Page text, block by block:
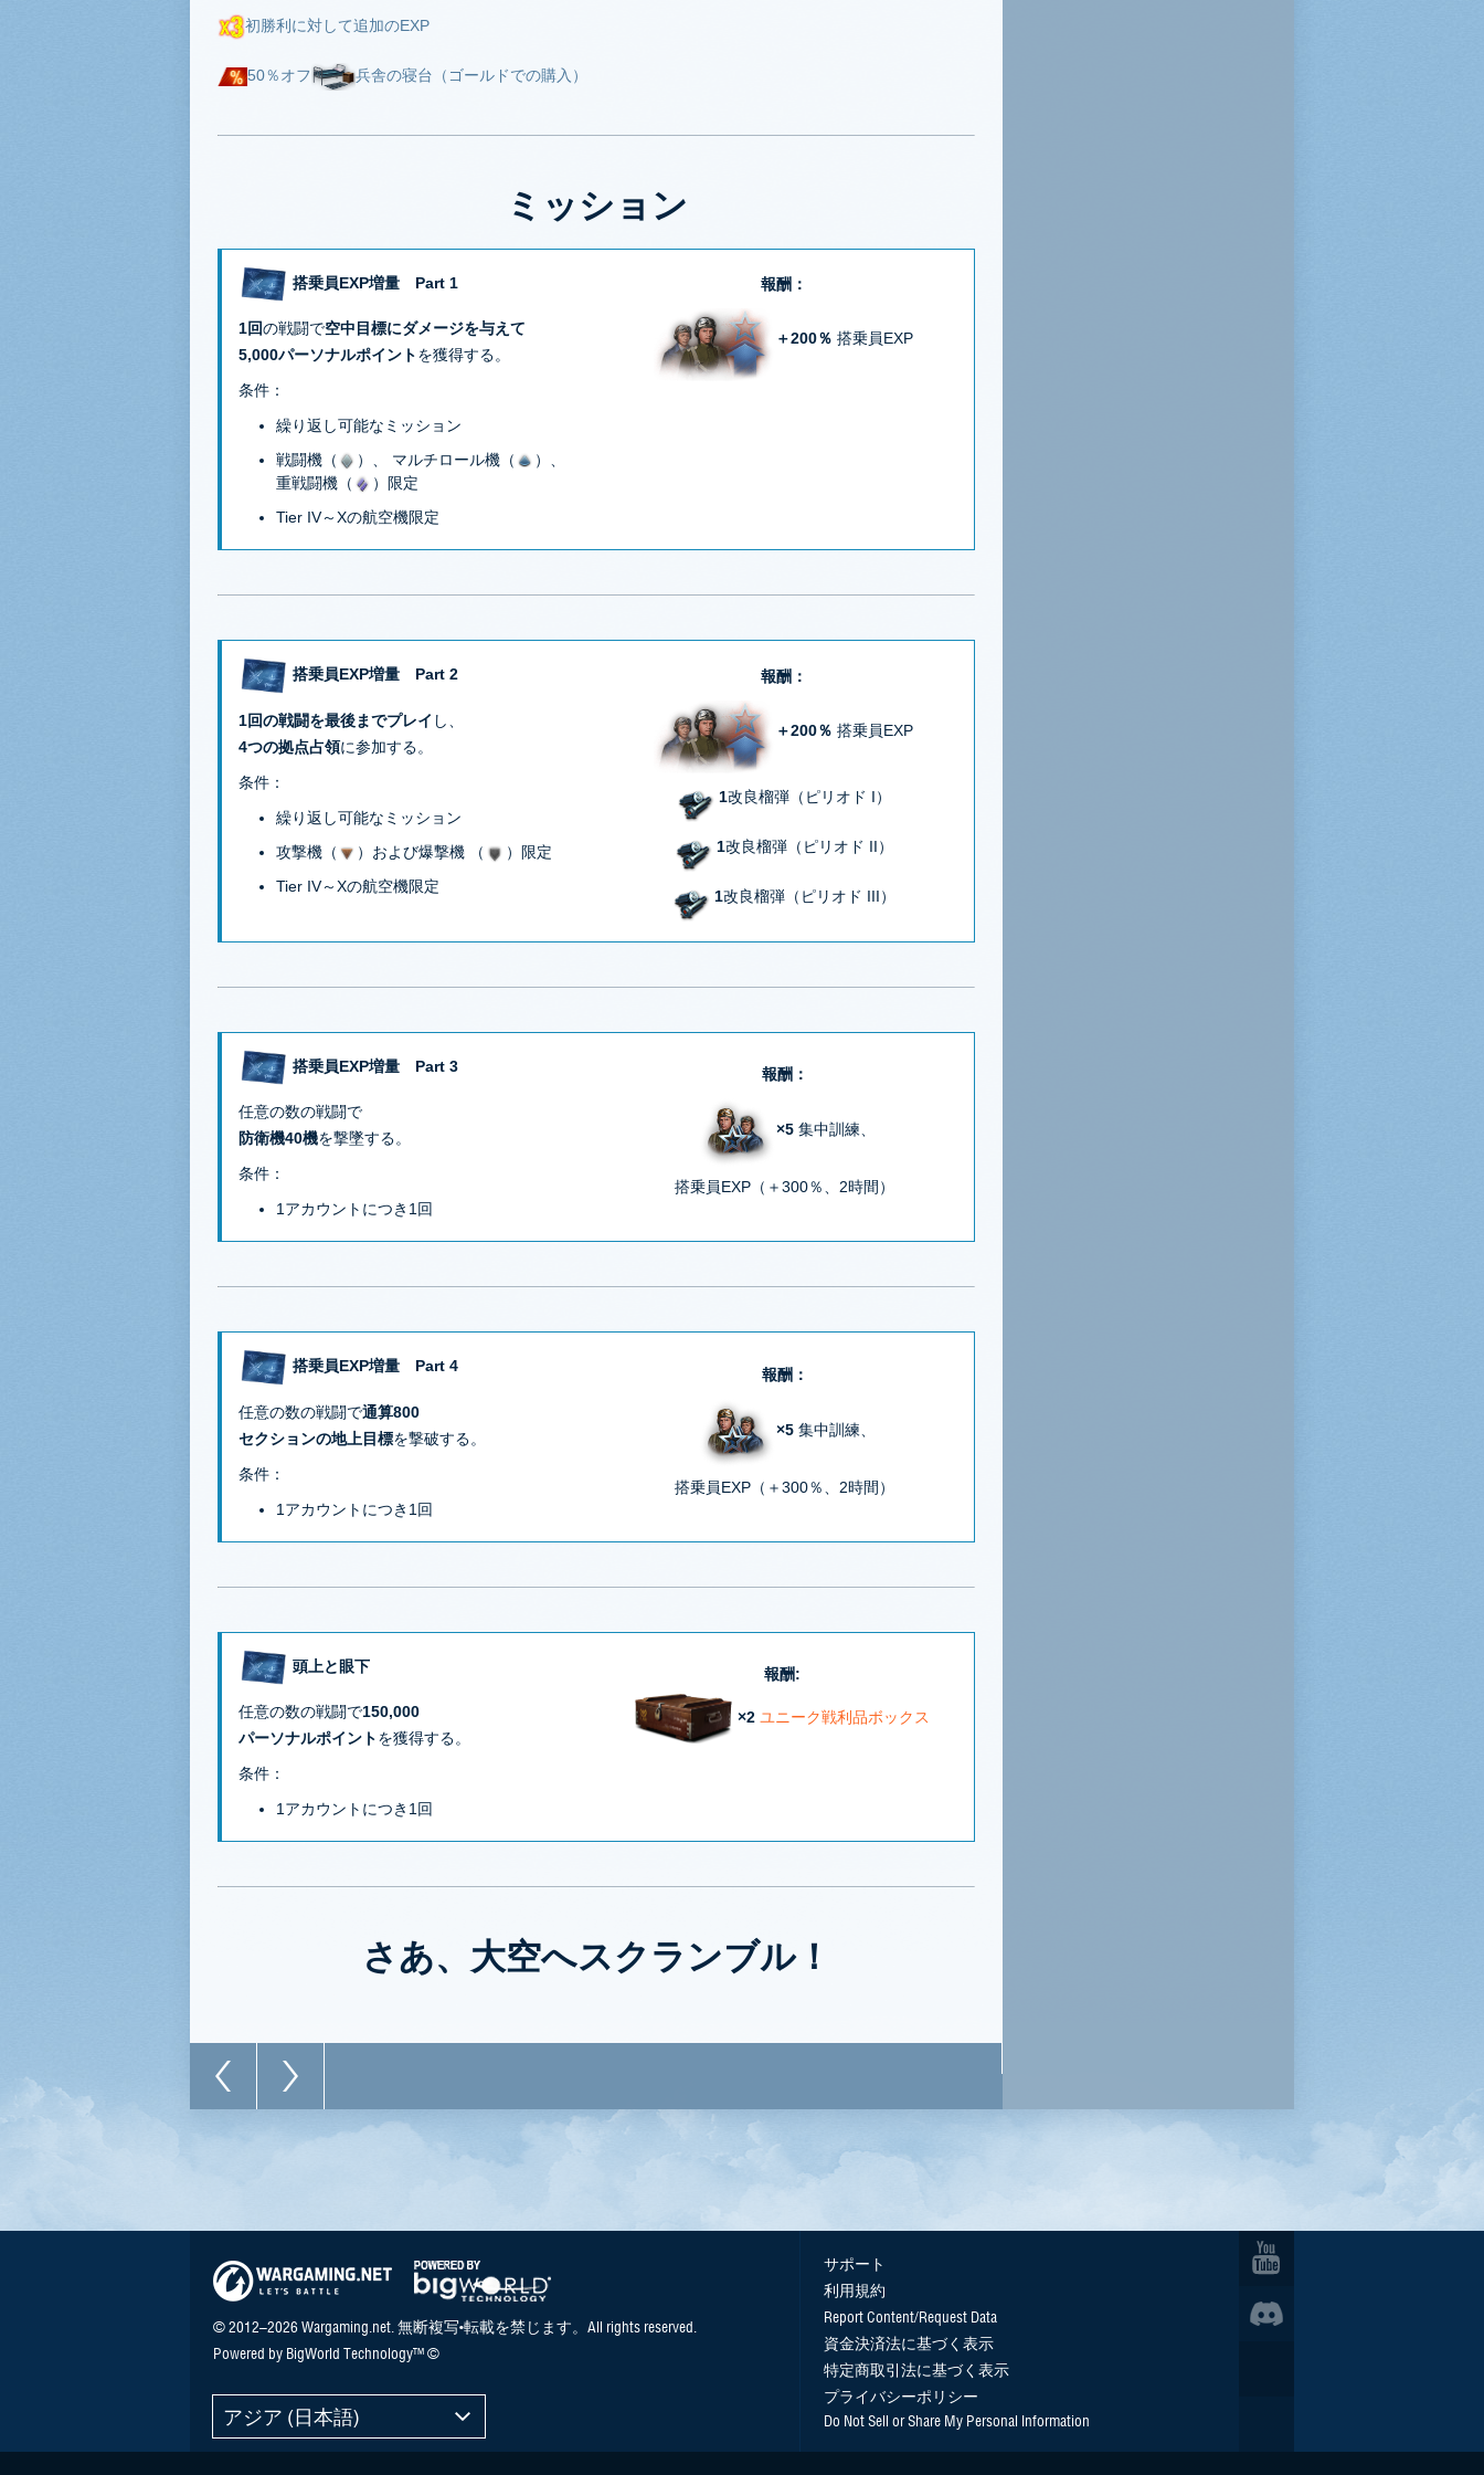
初勝利に対して追加のEXP
50％オフ 兵舎の寝台（ゴールドでの購入）
ミッション
搭乗員EXP増量 Part 1 報酬：
＋200％ 搭乗員EXP
1回の戦闘で空中目標にダメージを与えて
5,000パーソナルポイントを獲得する。
条件：
繰り返し可能なミッション
戦闘機（
）、 マルチロール機（
）、
重戦闘機（
）限定
Tier IV～Xの航空機限定
搭乗員EXP増量 Part 2 報酬：
＋200％ 搭乗員EXP
1改良榴弾（ピリオド I）
1改良榴弾（ピリオド II）
1改良榴弾（ピリオド III）
1回の戦闘を最後までプレイ し、
4つの拠点占領に参加する。
条件：
繰り返し可能なミッション
攻撃機（
）および爆撃機 （
）限定
Tier IV～Xの航空機限定
搭乗員EXP増量 Part 3 報酬：
×5 集中訓練、
搭乗員EXP（＋300％、2時間）
任意の数の戦闘で
防衛機40機を撃墜する。
条件：
1アカウントにつき1回
搭乗員EXP増量 Part 4 報酬：
×5 集中訓練、
搭乗員EXP（＋300％、2時間）
任意の数の戦闘で通算800
セクションの地上目標を撃破する。
条件：
1アカウントにつき1回
頭上と眼下 報酬:
×2 ユニーク戦利品ボックス
任意の数の戦闘で150,000
パーソナルポイントを獲得する。
条件：
1アカウントにつき1回
さあ、大空へスクランブル！
© 2012–2026 Wargaming.net. 無断複写•転載を禁じます。All rights reserved.
Powered by BigWorld Technology™ ©
アジア (日本語)
サポート
利用規約
Report Content/Request Data
資金決済法に基づく表示
特定商取引法に基づく表示
プライバシーポリシー
Do Not Sell or Share My Personal Information